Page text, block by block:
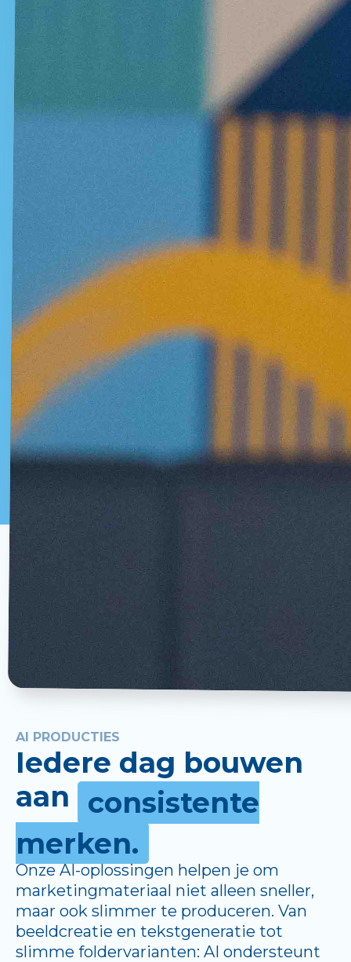
AI PRODUCTIES
Iedere dag bouwen
aan consistente
merken.
Onze AI-oplossingen helpen je om
marketingmateriaal niet alleen sneller,
maar ook slimmer te produceren. Van
beeldcreatie en tekstgeneratie tot
slimme foldervarianten: AI ondersteunt